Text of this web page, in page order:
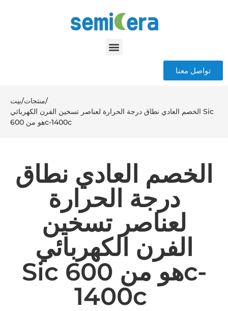
تواصل معنا
بيت/منتجات/
الخصم العادي نطاق درجة الحرارة لعناصر تسخين الفرن الكهربائي Sic
هو من 600c-1400c
الخصم العادي نطاق
درجة الحرارة
لعناصر تسخين
الفرن الكهربائي
Sic هو من 600c-
1400c